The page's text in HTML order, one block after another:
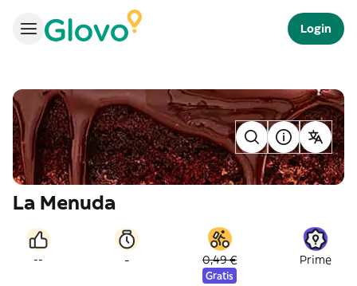
Login
La Menuda
-- - 0,49 €
Gratis
Prime